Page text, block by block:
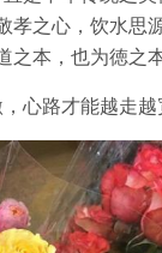
孝之心，饮水思
之本，也为徳之本
心路才能越走越